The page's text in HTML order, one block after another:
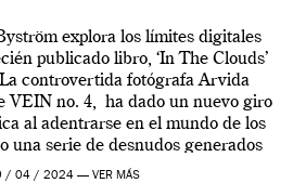
explora los límites digitales
publicado libro, ‘In The Clouds’
controvertida fotógrafa Arvida
VEIN no. 4, ha dado un nuevo giro
al adentrarse en el mundo de los
una serie de desnudos generados
por […]
/ 04 / 2024 — VER MÁS